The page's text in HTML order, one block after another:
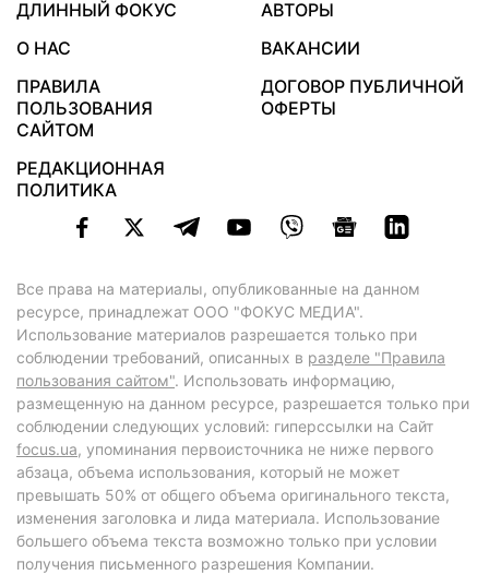
ДЛИННЫЙ ФОКУС
АВТОРЫ
О НАС
ВАКАНСИИ
ПРАВИЛА
ПОЛЬЗОВАНИЯ
САЙТОМ
ДОГОВОР ПУБЛИЧНОЙ
ОФЕРТЫ
РЕДАКЦИОННАЯ
ПОЛИТИКА
Все права на материалы, опубликованные на данном
ресурсе, принадлежат ООО "ФОКУС МЕДИА".
Использование материалов разрешается только при
соблюдении требований, описанных в разделе "Правила
пользования сайтом". Использовать информацию,
размещенную на данном ресурсе, разрешается только при
соблюдении следующих условий: гиперссылки на Сайт
focus.ua, упоминания первоисточника не ниже первого
абзаца, объема использования, который не может
превышать 50% от общего объема оригинального текста,
изменения заголовка и лида материала. Использование
большего объема текста возможно только при условии
получения письменного разрешения Компании.